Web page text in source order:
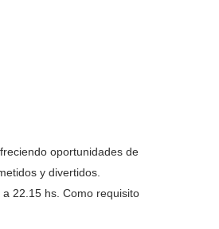
oportunidades de
y divertidos.
22.15 hs. Como requisito